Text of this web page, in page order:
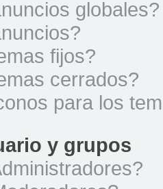
globales?
fijos?
cerrados?
para los
y grupos